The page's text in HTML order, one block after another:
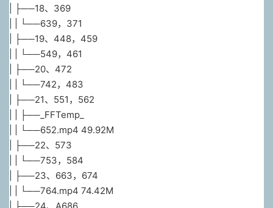
| ├──18、369
| | └──639，371
| ├──19、448，459
| | └──549，461
| ├──20、472
| | └──742，483
| ├──21、551，562
| | ├──_FFTemp_
| | └──652.mp4 49.92M
| ├──22、573
| | └──753，584
| ├──23、663，674
| | └──764.mp4 74.42M